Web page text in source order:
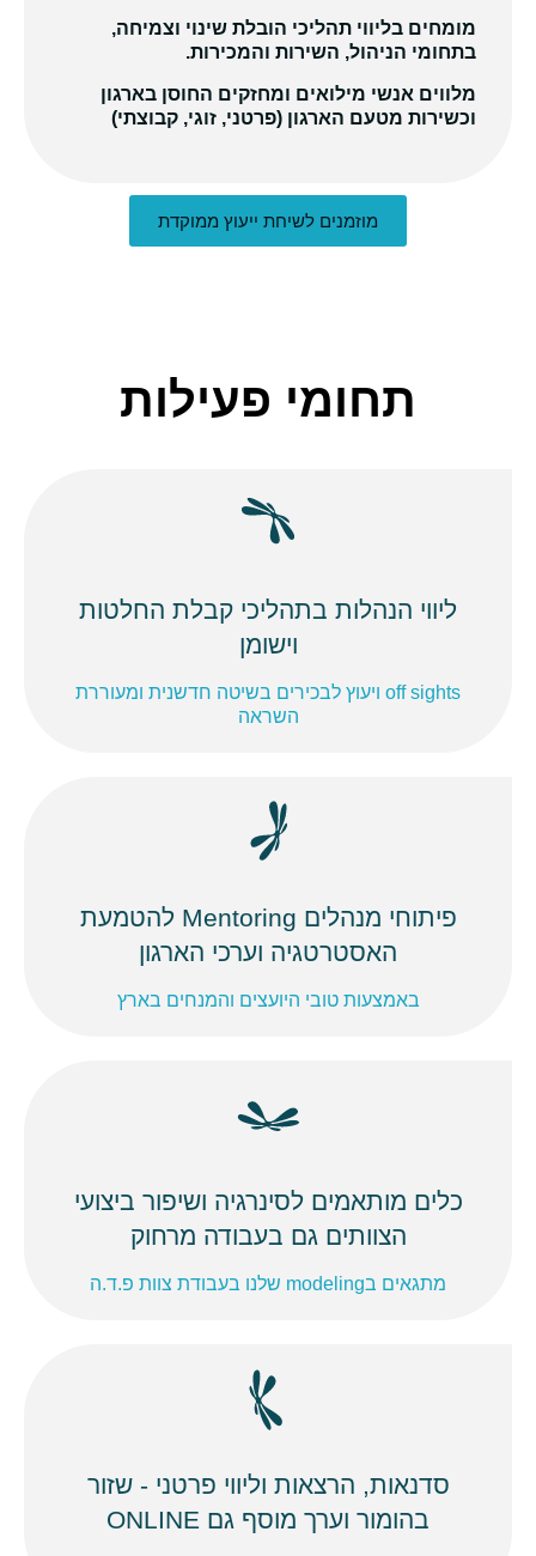
מומחים בליווי תהליכי הובלת שינוי וצמיחה,
בתחומי הניהול, השירות והמכירות.
מלווים אנשי מילואים ומחזקים החוסן בארגון
וכשירות מטעם הארגון (פרטני, זוגי, קבוצתי)
מוזמנים לשיחת ייעוץ ממוקדת
תחומי פעילות
ליווי הנהלות בתהליכי קבלת החלטות
וישומן
off sights ויעוץ לבכירים בשיטה חדשנית ומעוררת
השראה
פיתוחי מנהלים Mentoring להטמעת
האסטרטגיה וערכי הארגון
באמצעות טובי היועצים והמנחים בארץ
כלים מותאמים לסינרגיה ושיפור ביצועי
הצוותים גם בעבודה מרחוק
מתגאים בmodeling שלנו בעבודת צוות פ.ד.ה
סדנאות, הרצאות וליווי פרטני - שזור
בהומור וערך מוסף גם ONLINE